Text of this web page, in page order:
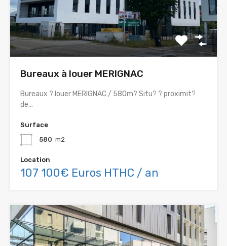
Bureaux à louer MERIGNAC
Bureaux ? louer MERIGNAC / 580m? Situ? ? proximit?
de…
Surface
580 m2
Location
107 100€ Euros HTHC / an